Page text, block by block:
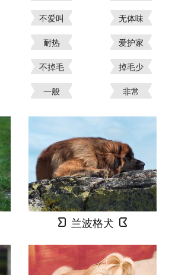
不爱叫 无体味
耐热 爱护家
不掉毛 掉毛少
一般 非常
兰波格犬